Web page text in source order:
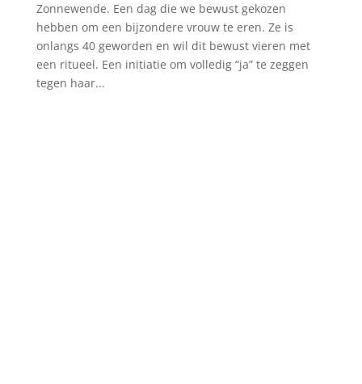
Zonnewende. Een dag die we bewust gekozen
hebben om een bijzondere vrouw te eren. Ze is
onlangs 40 geworden en wil dit bewust vieren met
een ritueel. Een initiatie om volledig “ja” te zeggen
tegen haar...